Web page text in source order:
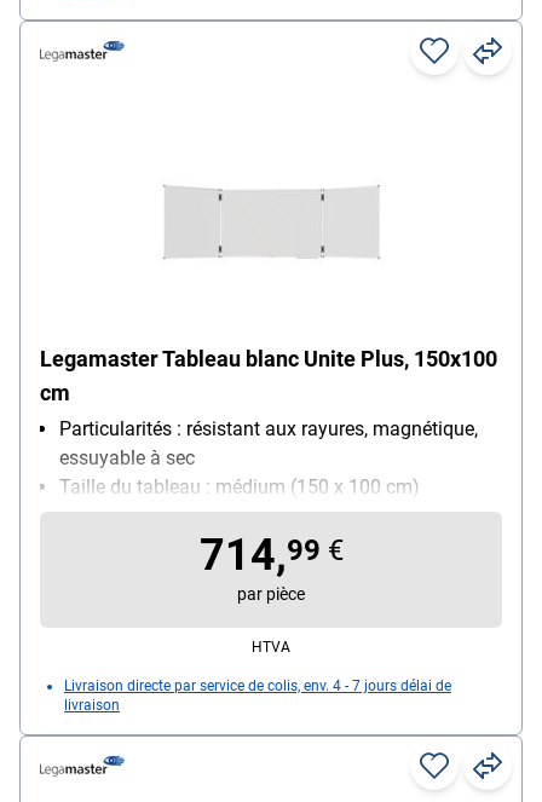
Legamaster Tableau blanc Unite Plus, 150x100
cm
Particularités : résistant aux rayures, magnétique,
essuyable à sec
Taille du tableau : médium (150 x 100 cm)
Utilisation : utilisation quotidienne
714,99 €
par pièce
HTVA
Livraison directe par service de colis, env. 4 - 7 jours délai de
livraison